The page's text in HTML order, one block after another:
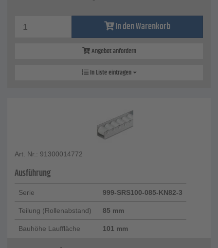
In den Warenkorb
Angebot anfordern
In Liste eintragen
Art. Nr.: 91300014772
Ausführung
Serie 999-SRS100-085-KN82-3
Teilung (Rollenabstand) 85 mm
Bauhöhe Lauffläche 101 mm